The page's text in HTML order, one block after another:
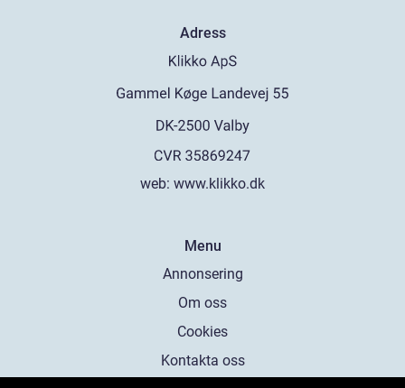
Adress
web: www.klikko.dk
Menu
Annonsering
Om oss
Cookies
Kontakta oss